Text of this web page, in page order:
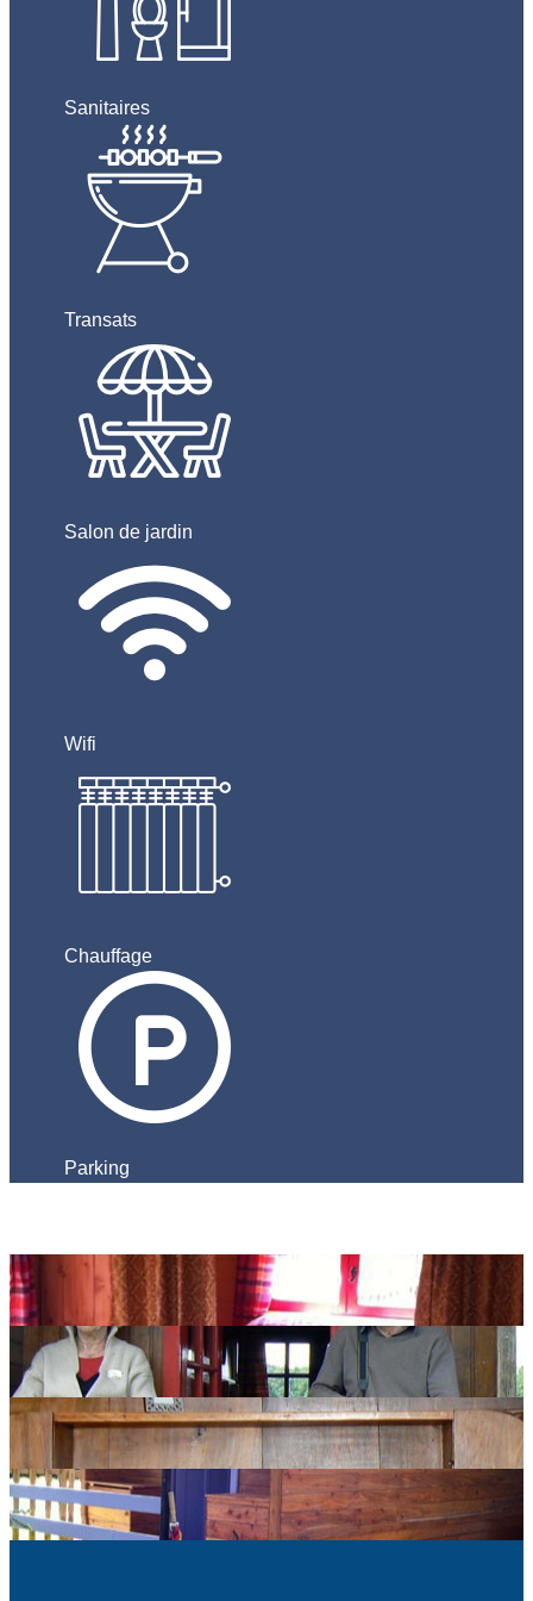
Sanitaires
Transats
Salon de jardin
Wifi
Chauffage
Parking